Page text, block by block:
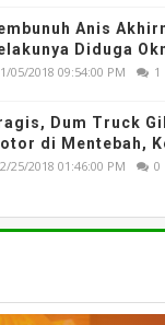
Anis
Diduga
1/05/2018 09:54:00 PM 1
Dum Truck
di Mentebah,
2/25/2018 01:46:00 PM 0